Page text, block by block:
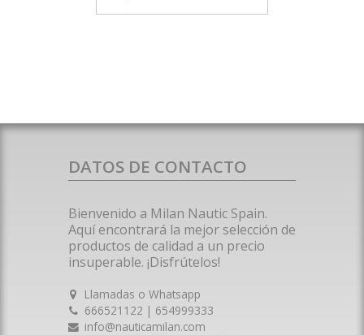
DATOS DE CONTACTO
Bienvenido a Milan Nautic Spain.
Aquí encontrará la mejor selección de
productos de calidad a un precio
insuperable. ¡Disfrútelos!
Llamadas o Whatsapp
666521122 | 654999333
info@nauticamilan.com